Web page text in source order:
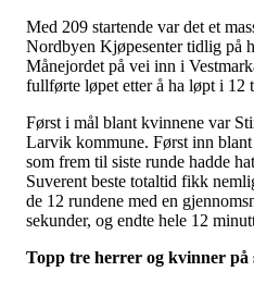
Med 209 startende var det et
Nordbyen Kjøpesenter tidlig på
Månejordet på vei inn i
fullførte løpet etter å ha løpt i 12
Først i mål blant kvinnene var
Larvik kommune. Først inn
som frem til siste runde hadde
Suverent beste totaltid fikk
de 12 rundene med en
sekunder, og endte hele 12
Topp tre herrer og kvinner på